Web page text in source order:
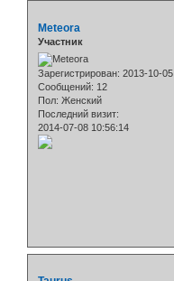
Meteora
Участник
Зарегистрирован: 2013-10-05
Сообщений: 12
Пол: Женский
Последний визит:
2014-07-08 10:56:14